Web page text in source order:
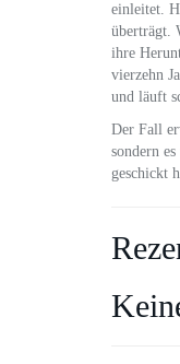
einleitet.
überträgt.
ihre
vierzehn
und läuft
Der Fall
sondern
geschickt